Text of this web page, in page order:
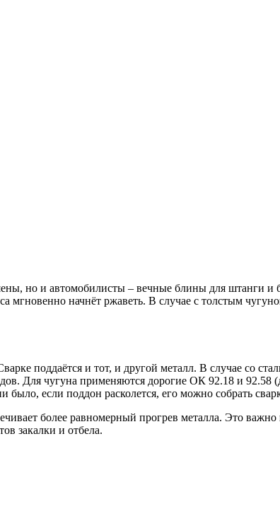
но и автомобилисты – вечные блины для штанги и
мгновенно начнёт ржаветь. В случае с толстым
поддаётся и тот, и другой металл. В случае со
Для чугуна применяются дорогие ОК 92.18 и
если поддон расколется, его можно собрать
более равномерный прогрев металла. Это
закалки и отбела.